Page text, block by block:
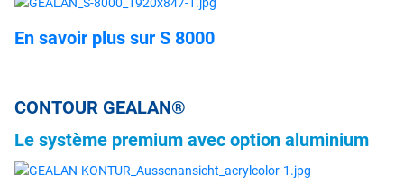
En savoir plus sur S 8000
CONTOUR GEALAN®
Le système premium avec option aluminium